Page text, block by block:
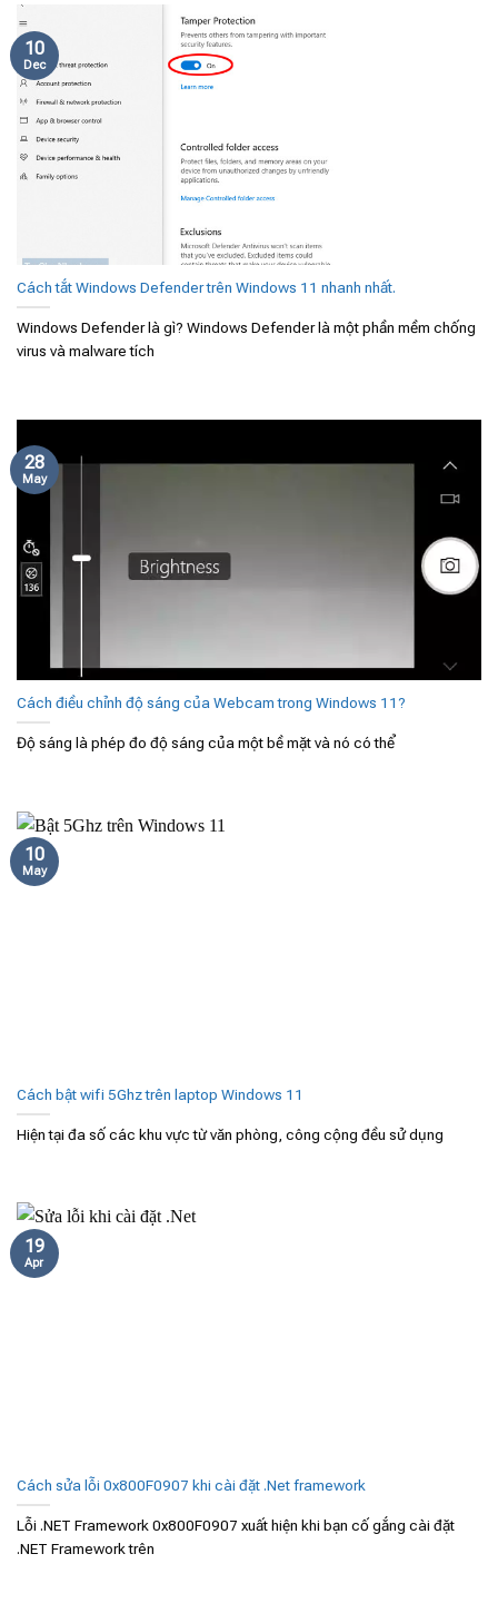
Cách tắt Windows Defender trên Windows 11 nhanh nhất.
Windows Defender là gì? Windows Defender là một phần mềm chống
virus và malware tích
10
Dec
Cách điều chỉnh độ sáng của Webcam trong Windows 11?
Độ sáng là phép đo độ sáng của một bề mặt và nó có thể
28
May
Cách bật wifi 5Ghz trên laptop Windows 11
Hiện tại đa số các khu vực từ văn phòng, công cộng đều sử dụng
10
May
Cách sửa lỗi 0x800F0907 khi cài đặt .Net framework
Lỗi .NET Framework 0x800F0907 xuất hiện khi bạn cố gắng cài đặt
.NET Framework trên
19
Apr